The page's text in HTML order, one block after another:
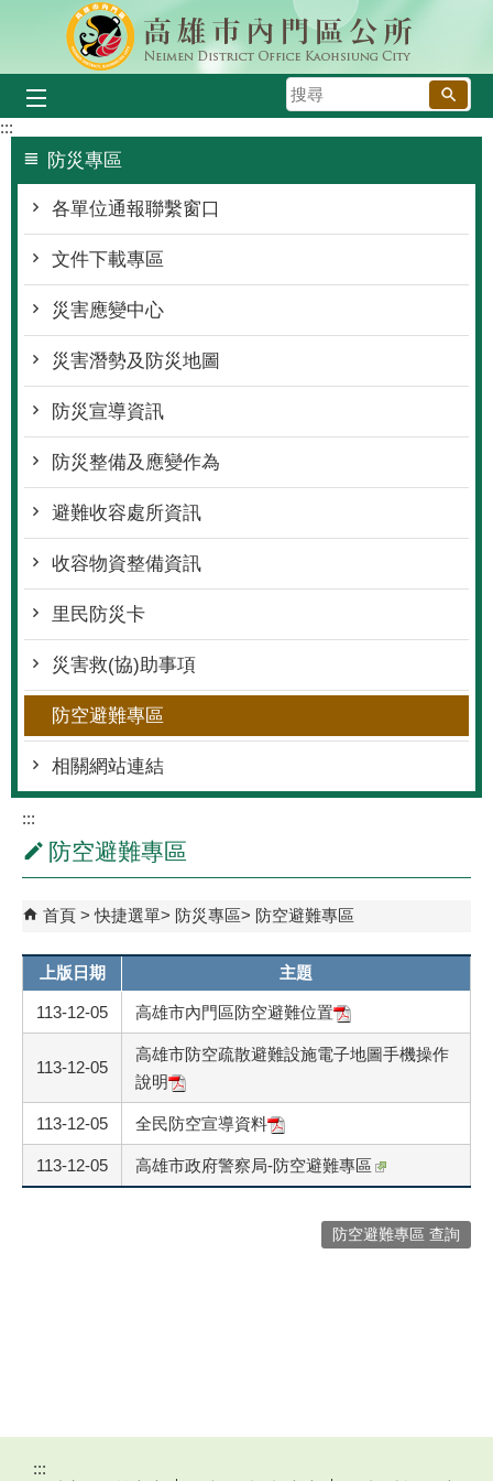
跳到主要內容區塊
搜
尋
:::
防災專區
各單位通報聯繫窗口
文件下載專區
災害應變中心
災害潛勢及防災地圖
防災宣導資訊
防災整備及應變作為
避難收容處所資訊
收容物資整備資訊
里民防災卡
災害救(協)助事項
防空避難專區
相關網站連結
:::
防空避難專區
首頁 快捷選單 防災專區 防空避難專區
上版日期 主題
113-12-05 高雄市內門區防空避難位置
113-12-05
高雄市防空疏散避難設施電子地圖手機操作
說明
113-12-05 全民防空宣導資料
113-12-05 高雄市政府警察局-防空避難專區
防空避難專區 查詢
:::